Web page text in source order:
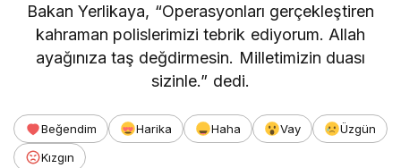
Bakan Yerlikaya, “Operasyonları gerçekleştiren
kahraman polislerimizi tebrik ediyorum. Allah
ayağınıza taş değdirmesin. Milletimizin duası
sizinle.” dedi.
Beğendim Harika Haha Vay
Üzgün
Kızgın